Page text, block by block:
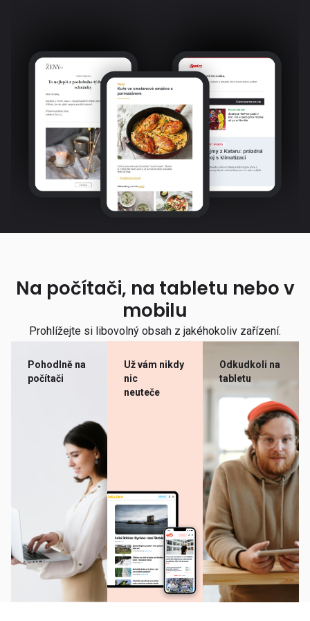
Na počítači, na tabletu nebo v
mobilu
Prohlížejte si libovolný obsah z jakéhokoliv zařízení.
Pohodlně na
počítači
Už vám nikdy
nic
neuteče
Odkudkoli na
tabletu